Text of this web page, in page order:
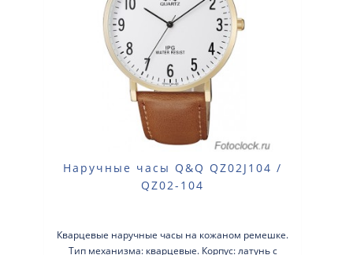
Наручные часы Q&Q QZ02J104 /
QZ02-104
Кварцевые наручные часы на кожаном ремешке.
Тип механизма: кварцевые. Корпус: латунь с